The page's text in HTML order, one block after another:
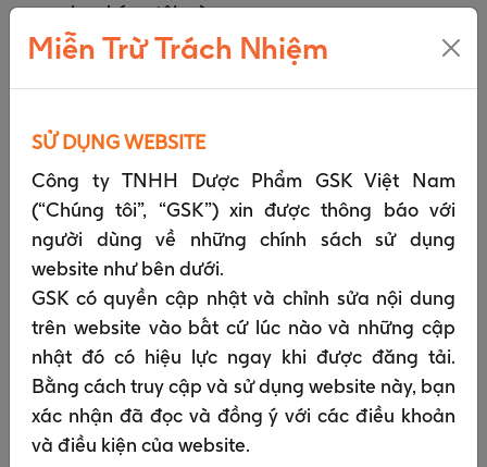
cho chúng tôi; và
Thực hiện phân tích, nghiên cứu thị trường, cải
thiện các sản phẩm của chúng tôi và giao tiếp
Để quản lý và cải thiện các quy trình và hoạt động
của chúng tôi.
Chúng tôi sẽ sử dụng dữ liệu cá nhân của bạn để:
Quản lý an ninh mạng và hệ thống thông tin
của chúng tôi;
Trả lời các báo cáo bạn đưa ra về tác dụng
phụ có thể liên quan đến một trong các sản
phẩm của chúng tôi và để theo dõi sự an toàn
của các sản phẩm của chúng tôi;
Lưu giữ hồ sơ liên quan đến mối quan hệ của
chúng tôi với các chuyên gia chăm sóc sức
Miễn Trừ Trách Nhiệm
SỬ DỤNG WEBSITE
Công ty TNHH Dược Phẩm GSK Việt Nam
(“Chúng tôi”, “GSK”) xin được thông báo với
người dùng về những chính sách sử dụng
website như bên dưới.
GSK có quyền cập nhật và chỉnh sửa nội dung
trên website vào bất cứ lúc nào và những cập
nhật đó có hiệu lực ngay khi được đăng tải.
Bằng cách truy cập và sử dụng website này, bạn
xác nhận đã đọc và đồng ý với các điều khoản
và điều kiện của website.